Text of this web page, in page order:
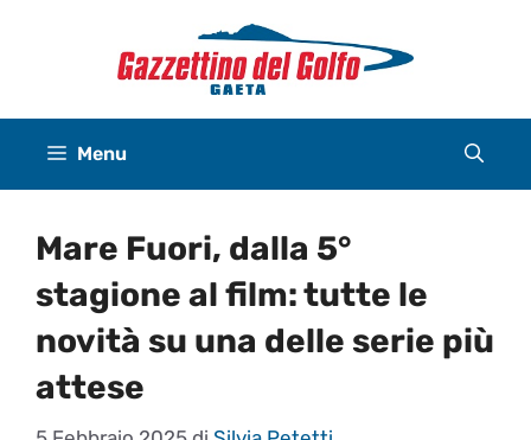
Menu
Mare Fuori, dalla 5°
stagione al film: tutte le
novità su una delle serie più
attese